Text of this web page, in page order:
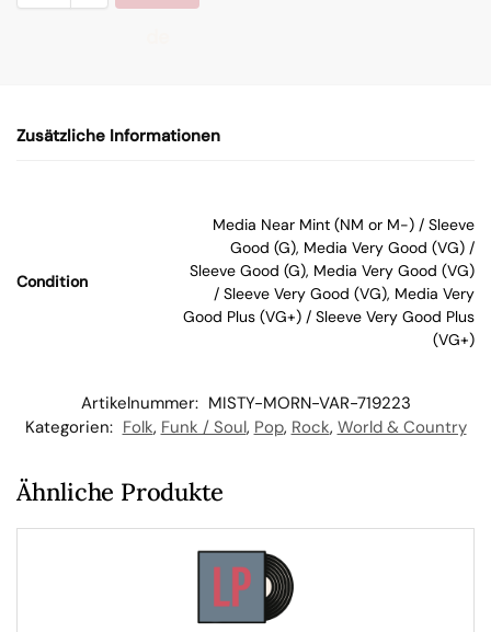
W
Zusätzliche Informationen
Condition
Media Near Mint (NM or M-) / Sleeve
Good (G), Media Very Good (VG) /
Sleeve Good (G), Media Very Good (VG)
/ Sleeve Very Good (VG), Media Very
Good Plus (VG+) / Sleeve Very Good Plus
(VG+)
Artikelnummer: MISTY-MORN-VAR-719223
Kategorien: Folk, Funk / Soul, Pop, Rock, World & Country
Ähnliche Produkte